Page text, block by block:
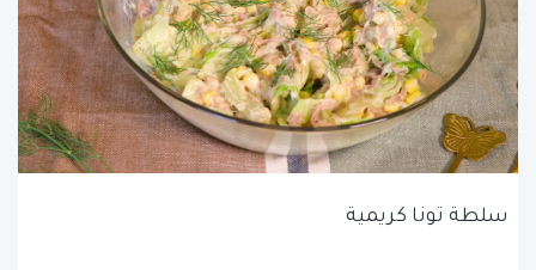
سلطة تونا كريمية